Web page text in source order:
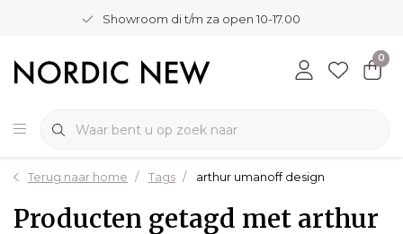
Showroom di t/m za open 10-17.00
0
Terug naar home Tags arthur umanoff design
Producten getagd met arthur